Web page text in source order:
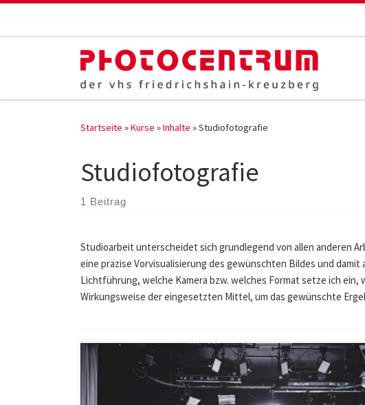
Startseite »Kurse »Inhalte »Studiofotografie
Studiofotografie
1 Beitrag
Studioarbeit unterscheidet sich grundlegend von allen anderen
eine präzise Vorvisualisierung des gewünschten Bildes und
Lichtführung, welche Kamera bzw. welches Format setze ich
Wirkungsweise der eingesetzten Mittel, um das gewünschte